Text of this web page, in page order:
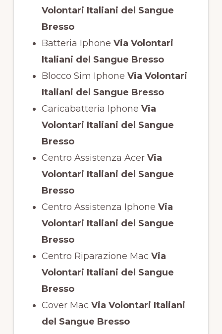
Volontari Italiani del Sangue
Bresso
Batteria Iphone Via Volontari
Italiani del Sangue Bresso
Blocco Sim Iphone Via Volontari
Italiani del Sangue Bresso
Caricabatteria Iphone Via
Volontari Italiani del Sangue
Bresso
Centro Assistenza AcerVia
Volontari Italiani del Sangue
Bresso
Centro Assistenza Iphone Via
Volontari Italiani del Sangue
Bresso
Centro Riparazione Mac Via
Volontari Italiani del Sangue
Bresso
Cover Mac Via Volontari Italiani
del Sangue Bresso